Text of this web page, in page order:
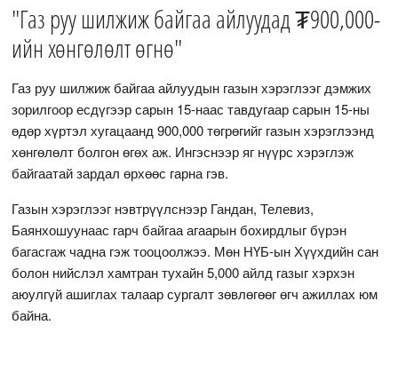
"Газ руу шилжиж байгаа айлуудад ₮900,000-
ийн хөнгөлөлт өгнө"
Газ руу шилжиж байгаа айлуудын газын хэрэглээг дэмжих
зорилгоор есдүгээр сарын 15-наас тавдугаар сарын 15-ны
өдөр хүртэл хугацаанд 900,000 төгрөгийг газын хэрэглээнд
хөнгөлөлт болгон өгөх аж. Ингэснээр яг нүүрс хэрэглэж
байгаатай зардал өрхөөс гарна гэв.
Газын хэрэглээг нэвтрүүлснээр Гандан, Телевиз,
Баянхошуунаас гарч байгаа агаарын бохирдлыг бүрэн
багасгаж чадна гэж тооцоолжээ. Мөн НҮБ-ын Хүүхдийн сан
болон нийслэл хамтран тухайн 5,000 айлд газыг хэрхэн
аюулгүй ашиглах талаар сургалт зөвлөгөөг өгч ажиллах юм
байна.